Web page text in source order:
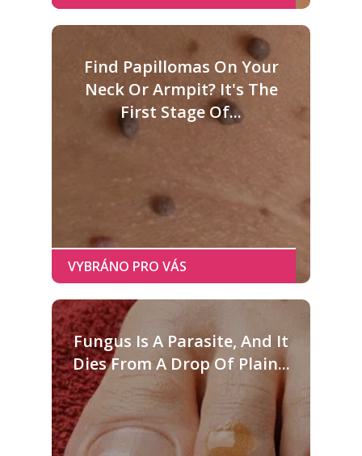
Find Papillomas On Your
Neck Or Armpit? It's The
First Stage Of...
Fungus Is A Parasite, And It
Dies From A Drop Of Plain...